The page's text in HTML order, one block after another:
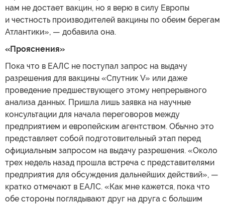
нам не достает вакцин, но я верю в силу Европы
и честность производителей вакцины по обеим берегам
Атлантики», — добавила она.
«Прояснения»
Пока что в ЕАЛС не поступал запрос на выдачу
разрешения для вакцины «Спутник V» или даже
проведение предшествующего этому непрерывного
анализа данных. Пришла лишь заявка на научные
консультации для начала переговоров между
предприятием и европейским агентством. Обычно это
представляет собой подготовительный этап перед
официальным запросом на выдачу разрешения. «Около
трех недель назад прошла встреча с представителями
предприятия для обсуждения дальнейших действий», —
кратко отмечают в ЕАЛС. «Как мне кажется, пока что
обе стороны поглядывают друг на друга с большим